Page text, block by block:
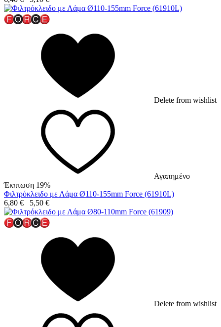
Delete from wishlist
Αγαπημένο
Έκπτωση 19%
Φιλτρόκλειδο με Λάμα Ø110-155mm Force (61910L)
6,80 € 5,50 €
Delete from wishlist